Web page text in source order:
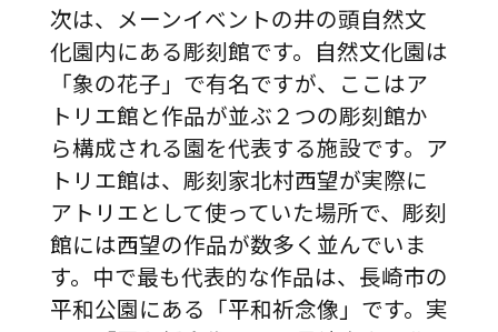
次は、メーンイベントの井の頭自然文
化園内にある彫刻館です。自然文化園は
「象の花子」で有名ですが、ここはア
トリエ館と作品が並ぶ２つの彫刻館か
ら構成される園を代表する施設です。ア
トリエ館は、彫刻家北村西望が実際に
アトリエとして使っていた場所で、彫刻
館には西望の作品が数多く並んでいま
す。中で最も代表的な作品は、長崎市の
平和公園にある「平和祈念像」です。実